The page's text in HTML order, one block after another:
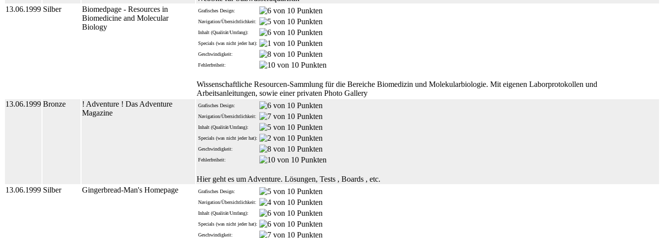
13.06.1999 Silber
Biomedpage - Resources in
Biomedicine and Molecular
Biology
Grafisches Design:
Navigation/Übersichtlichkeit:
Inhalt (Qualität/Umfang):
Specials (was nicht jeder hat):
Geschwindigkeit:
Fehlerfreiheit:
Wissenschaftliche Resourcen-Sammlung für die Bereiche Biomedizin und Molekularbiologie. Mit eigenen Laborprotokollen und
Arbeitsanleitungen, sowie einer privaten Photo Gallery
13.06.1999 Bronze
! Adventure ! Das Adventure
Magazine
Grafisches Design:
Navigation/Übersichtlichkeit:
Inhalt (Qualität/Umfang):
Specials (was nicht jeder hat):
Geschwindigkeit:
Fehlerfreiheit:
Hier geht es um Adventure. Lösungen, Tests , Boards , etc.
13.06.1999 Silber Gingerbread-Man's Homepage
Grafisches Design:
Navigation/Übersichtlichkeit:
Inhalt (Qualität/Umfang):
Specials (was nicht jeder hat):
Geschwindigkeit: